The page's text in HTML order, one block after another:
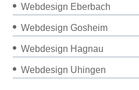
Webdesign Eberbach
Webdesign Gosheim
Webdesign Hagnau
Webdesign Uhingen